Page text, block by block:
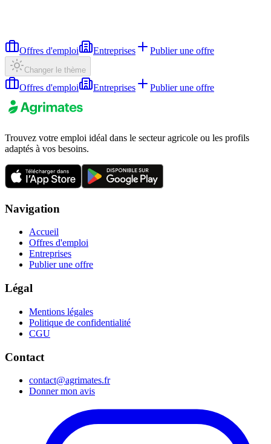
Offres d'emploi Entreprises Publier une offre
Changer le thème
Offres d'emploi Entreprises Publier une offre
Trouvez votre emploi idéal dans le secteur agricole ou les profils
adaptés à vos besoins.
Navigation
Accueil
Offres d'emploi
Entreprises
Publier une offre
Légal
Mentions légales
Politique de confidentialité
CGU
Contact
contact@agrimates.fr
Donner mon avis